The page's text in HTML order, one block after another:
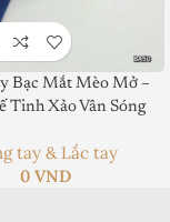
Bạc Mắt Mèo Mở –
Tinh Xảo Vân Sóng
tay & Lắc tay
0 VND